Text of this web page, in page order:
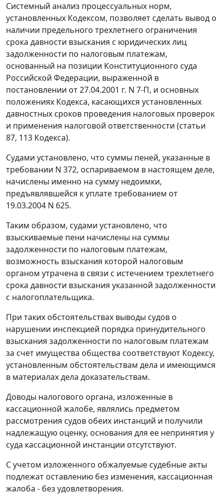
Системный анализ процессуальных норм,
установленных Кодексом, позволяет сделать вывод о
наличии предельного трехлетнего ограничения
срока давности взыскания с юридических лиц
задолженности по налоговым платежам,
основанный на позиции Конституционного суда
Российской Федерации, выраженной в
постановлении от 27.04.2001 г. N 7-П, и основных
положениях Кодекса, касающихся установленных
давностных сроков проведения налоговых проверок
и применения налоговой ответственности (статьи
87, 113 Кодекса).
Судами установлено, что суммы пеней, указанные в
требовании N 372, оспариваемом в настоящем деле,
начислены именно на сумму недоимки,
предъявлявшейся к уплате требованием от
19.03.2004 N 625.
Таким образом, судами установлено, что
взыскиваемые пени начислены на суммы
задолженности по налоговым платежам,
возможность взыскания которой налоговым
органом утрачена в связи с истечением трехлетнего
срока давности взыскания указанной задолженности
с налогоплательщика.
При таких обстоятельствах выводы судов о
нарушении инспекцией порядка принудительного
взыскания задолженности по налоговым платежам
за счет имущества общества соответствуют Кодексу,
установленным обстоятельствам дела и имеющимся
в материалах дела доказательствам.
Доводы налогового органа, изложенные в
кассационной жалобе, являлись предметом
рассмотрения судов обеих инстанций и получили
надлежащую оценку, основания для ее непринятия у
суда кассационной инстанции отсутствуют.
С учетом изложенного обжалуемые судебные акты
подлежат оставлению без изменения, кассационная
жалоба - без удовлетворения.